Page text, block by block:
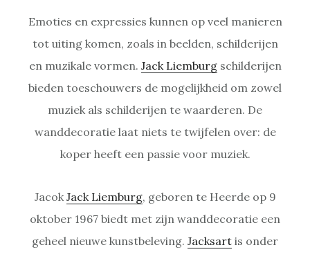
Emoties en expressies kunnen op veel manieren
tot uiting komen, zoals in beelden, schilderijen
en muzikale vormen. Jack Liemburgschilderijen
bieden toeschouwers de mogelijkheid om zowel
muziek als schilderijen te waarderen. De
wanddecoratie laat niets te twijfelen over: de
koper heeft een passie voor muziek.
Jacok Jack Liemburg, geboren te Heerde op 9
oktober 1967 biedt met zijn wanddecoratie een
geheel nieuwe kunstbeleving. Jacksart is onder